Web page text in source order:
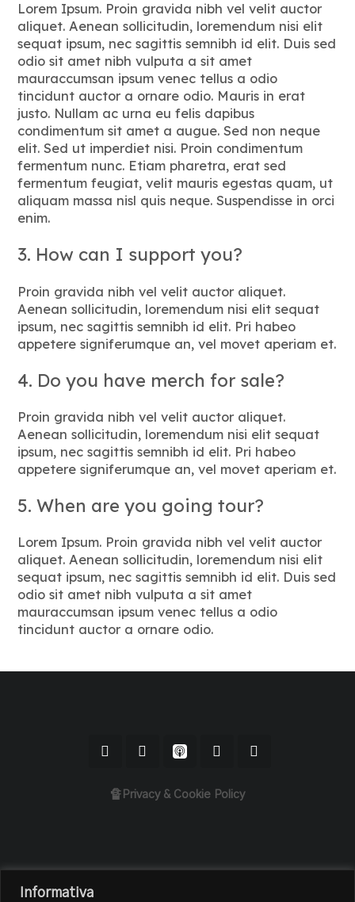
Informativa
Lorem Ipsum. Proin gravida nibh vel velit auctor
aliquet. Aenean sollicitudin, loremendum nisi elit
sequat ipsum, nec sagittis semnibh id elit. Duis sed
odio sit amet nibh vulputa a sit amet
mauraccumsan ipsum venec tellus a odio
tincidunt auctor a ornare odio. Mauris in erat
justo. Nullam ac urna eu felis dapibus
condimentum sit amet a augue. Sed non neque
elit. Sed ut imperdiet nisi. Proin condimentum
fermentum nunc. Etiam pharetra, erat sed
fermentum feugiat, velit mauris egestas quam, ut
aliquam massa nisl quis neque. Suspendisse in orci
enim.
3. How can I support you?
Proin gravida nibh vel velit auctor aliquet.
Aenean sollicitudin, loremendum nisi elit sequat
ipsum, nec sagittis semnibh id elit. Pri habeo
appetere signiferumque an, vel movet aperiam et.
4. Do you have merch for sale?
Proin gravida nibh vel velit auctor aliquet.
Aenean sollicitudin, loremendum nisi elit sequat
ipsum, nec sagittis semnibh id elit. Pri habeo
appetere signiferumque an, vel movet aperiam et.
5. When are you going tour?
Lorem Ipsum. Proin gravida nibh vel velit auctor
aliquet. Aenean sollicitudin, loremendum nisi elit
sequat ipsum, nec sagittis semnibh id elit. Duis sed
odio sit amet nibh vulputa a sit amet
mauraccumsan ipsum venec tellus a odio
tincidunt auctor a ornare odio.
🔏Privacy & Cookie Policy